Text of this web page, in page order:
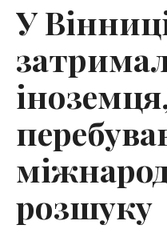
У
розшуку